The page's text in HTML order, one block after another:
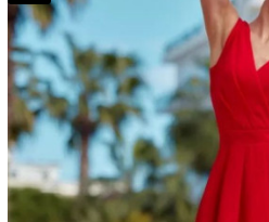
DEKOLT
WEDŁUG KOLORU